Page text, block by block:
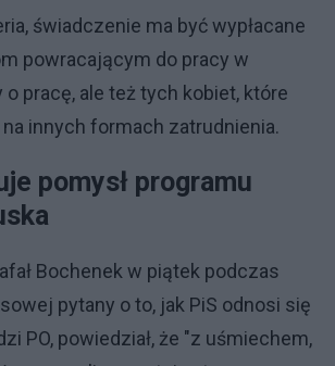
świadczenie ma być wypłacane
powracającym do pracy w
pracę, ale też tych kobiet, które
innych formach zatrudnienia.
pomysł programu
Bochenek w piątek podczas
pytany o to, jak PiS odnosi się
PO, powiedział, że "z uśmiechem,